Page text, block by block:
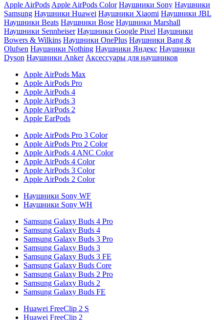
Apple AirPods Apple AirPods Color Наушники Sony Наушники
Samsung Наушники Huawei Наушники Xiaomi Наушники JBL
Наушники Beats Наушники Bose Наушники Marshall
Наушники Sennheiser Наушники Google Pixel Наушники
Bowers & Wilkins Наушники OnePlus Наушники Bang &
Olufsen Наушники Nothing Наушники Яндекс Наушники
Dyson Наушники Anker Аксессуары для наушников
Apple AirPods Max
Apple AirPods Pro
Apple AirPods 4
Apple AirPods 3
Apple AirPods 2
Apple EarPods
Apple AirPods Pro 3 Color
Apple AirPods Pro 2 Color
Apple AirPods 4 ANC Color
Apple AirPods 4 Color
Apple AirPods 3 Color
Apple AirPods 2 Color
Наушники Sony WF
Наушники Sony WH
Samsung Galaxy Buds 4 Pro
Samsung Galaxy Buds 4
Samsung Galaxy Buds 3 Pro
Samsung Galaxy Buds 3
Samsung Galaxy Buds 3 FE
Samsung Galaxy Buds Core
Samsung Galaxy Buds 2 Pro
Samsung Galaxy Buds 2
Samsung Galaxy Buds FE
Huawei FreeClip 2 S
Huawei FreeClip 2